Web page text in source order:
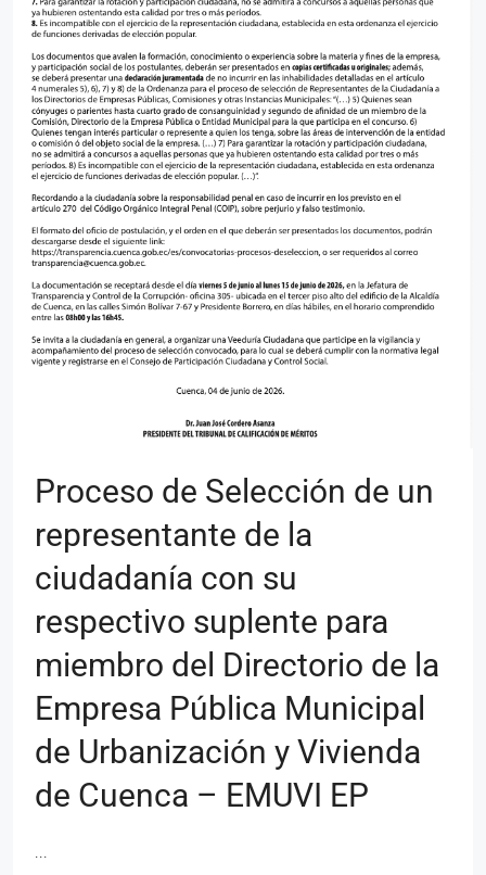
Proceso de Selección de un
representante de la
ciudadanía con su
respectivo suplente para
miembro del Directorio de la
Empresa Pública Municipal
de Urbanización y Vivienda
de Cuenca – EMUVI EP
...